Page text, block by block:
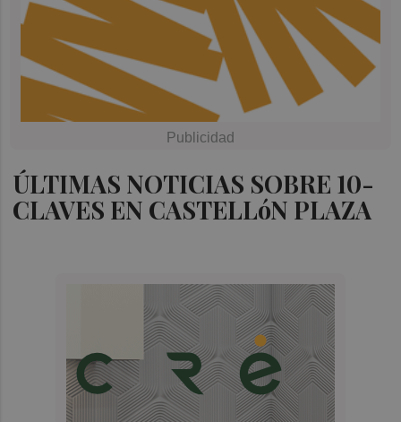
ÚLTIMAS NOTICIAS SOBRE 10-
CLAVES EN CASTELLóN PLAZA